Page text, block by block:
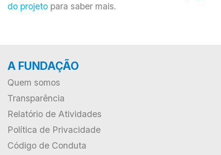
do projeto para saber mais.
A FUNDAÇÃO
Quem somos
Transparência
Relatório de Atividades
Política de Privacidade
Código de Conduta